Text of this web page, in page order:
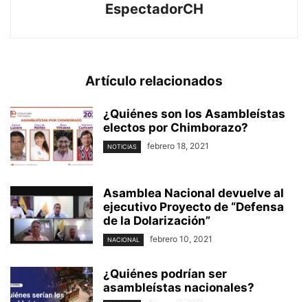
EspectadorCH
Artículo relacionados
¿Quiénes son los Asambleístas
electos por Chimborazo?
NOTICIAS febrero 18, 2021
Asamblea Nacional devuelve al
ejecutivo Proyecto de “Defensa
de la Dolarización”
NACIONAL febrero 10, 2021
¿Quiénes podrían ser
asambleístas nacionales?